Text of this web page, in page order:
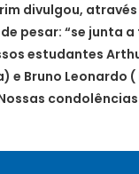
divulgou,
pesar: “se junta
estudantes
e Bruno Leonardo